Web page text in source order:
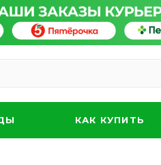
КАК КУПИТЬ